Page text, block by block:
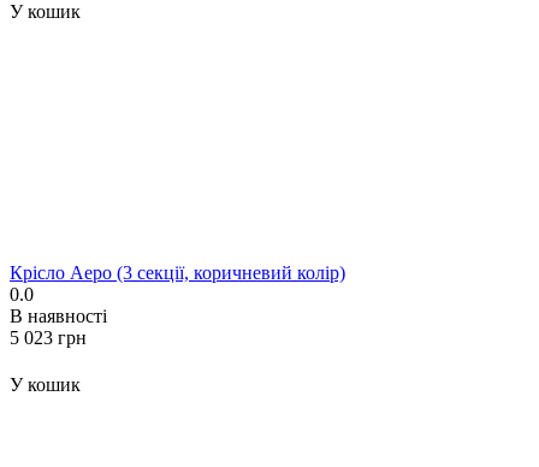
У кошик
Крісло Аеро (3 секції, коричневий колір)
0.0
В наявності
‍5 023‍ грн
У кошик